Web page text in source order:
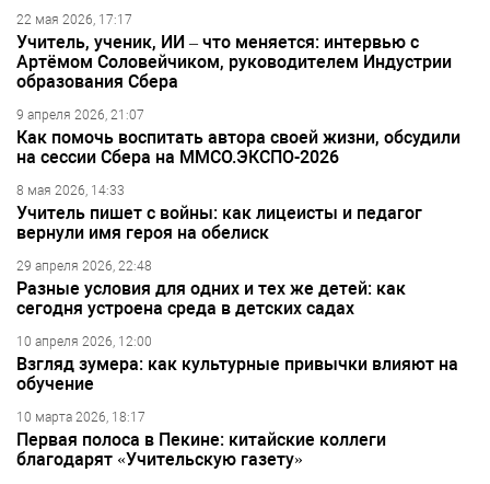
22 мая 2026, 17:17
Учитель, ученик, ИИ – что меняется: интервью с
Артёмом Соловейчиком, руководителем Индустрии
образования Сбера
9 апреля 2026, 21:07
Как помочь воспитать автора своей жизни, обсудили
на сессии Сбера на ММСО.ЭКСПО-2026
8 мая 2026, 14:33
Учитель пишет с войны: как лицеисты и педагог
вернули имя героя на обелиск
29 апреля 2026, 22:48
Разные условия для одних и тех же детей: как
сегодня устроена среда в детских садах
10 апреля 2026, 12:00
Взгляд зумера: как культурные привычки влияют на
обучение
10 марта 2026, 18:17
Первая полоса в Пекине: китайские коллеги
благодарят «Учительскую газету»